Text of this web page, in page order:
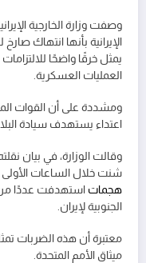
وصفت وزارة الخارجية
الإيرانية بأنها انتهاك
يمثل خرقًا واضحًا
العمليات العسكرية.
ومشددة على أن القوات
اعتداء يستهدف سيادة
وقالت الوزارة، في بيان
شنت خلال الساعات الأولى من
هجمات استهدفت عددًا من
الجنوبية لإيران.
معتبرة أن هذه الضربات تمثل
ميثاق الأمم المتحدة.